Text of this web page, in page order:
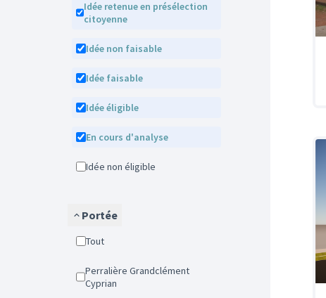
Idée retenue en présélection
citoyenne
Idée non faisable
Idée faisable
Idée éligible
En cours d'analyse
Idée non éligible
Portée
Tout
Perralière Grandclément
Cyprian